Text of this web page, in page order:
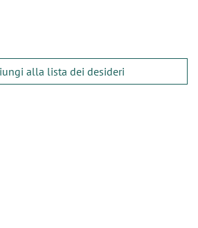
alla lista dei desideri